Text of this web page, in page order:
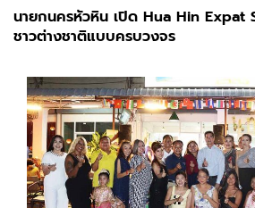
นายกนครหัวหิน เปิด Hua Hin Expat
ชาวต่างชาติแบบครบวงจร